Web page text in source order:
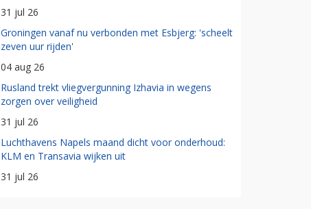
31 jul 26
Groningen vanaf nu verbonden met Esbjerg: 'scheelt
zeven uur rijden'
04 aug 26
Rusland trekt vliegvergunning Izhavia in wegens
zorgen over veiligheid
31 jul 26
Luchthavens Napels maand dicht voor onderhoud:
KLM en Transavia wijken uit
31 jul 26